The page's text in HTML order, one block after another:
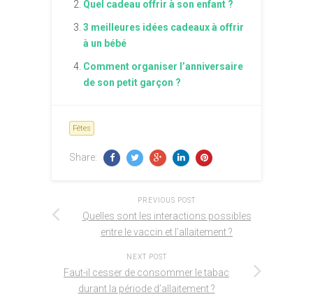
Quel cadeau offrir à son enfant ?
3 meilleures idées cadeaux à offrir
à un bébé
Comment organiser l’anniversaire
de son petit garçon ?
Fêtes
Share:
PREVIOUS POST
Quelles sont les interactions possibles
entre le vaccin et l’allaitement ?
NEXT POST
Faut-il cesser de consommer le tabac
durant la période d’allaitement ?